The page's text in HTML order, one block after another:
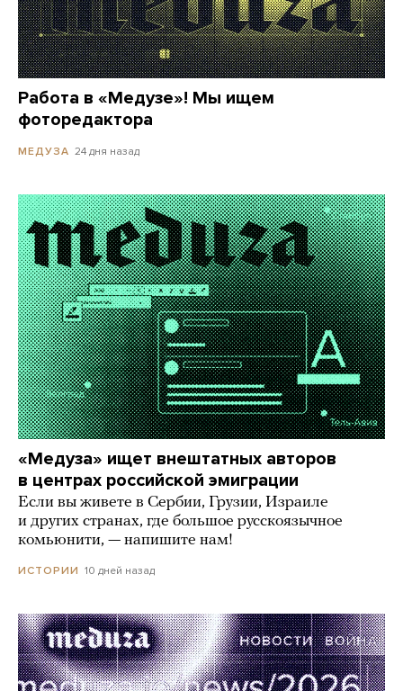
Работа в «Медузе»! Мы ищем
фоторедактора
МЕДУЗА 24 дня назад
«Медуза» ищет внештатных авторов
в центрах российской эмиграции
Если вы живете в Сербии, Грузии, Израиле
и других странах, где большое русскоязычное
комьюнити, — напишите нам!
ИСТОРИИ 10 дней назад